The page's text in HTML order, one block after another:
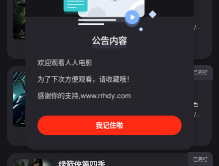
连续剧
詹姆斯·班福德 / 劳拉·贝尔西 / 乔尔·诺沃亚
斯蒂芬·阿梅尔 大卫·莱姆希 / 薇拉·贺
立即播放
已完结
绿箭侠第五季
连续剧 2016
劳拉·贝尔西
主演：斯蒂芬·阿梅尔 / 大卫·莱姆希 / 艾米莉·理查兹 / 薇拉·贺
已完结
公告内容
欢迎观看人人电影
为了下次方便观看，请收藏哦！
感谢你的支持,www.rrhdy.com
我记住啦